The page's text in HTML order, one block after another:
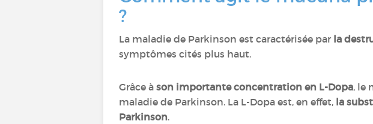
?
La maladie de Parkinson est caractérisée par la
symptômes cités plus haut.
Grâce à son importante concentration en L-Dopa, le
maladie de Parkinson. La L-Dopa est, en effet, la
Parkinson.